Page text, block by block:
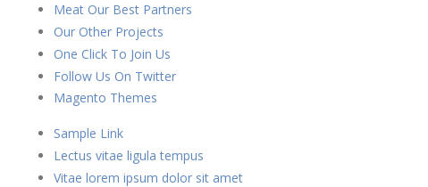
Meat Our Best Partners
Our Other Projects
One Click To Join Us
Follow Us On Twitter
Magento Themes
Sample Link
Lectus vitae ligula tempus
Vitae lorem ipsum dolor sit amet